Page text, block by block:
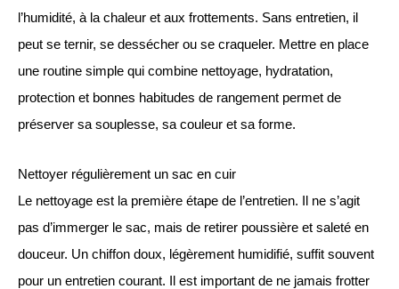
l’humidité, à la chaleur et aux frottements. Sans entretien, il
peut se ternir, se dessécher ou se craqueler. Mettre en place
une routine simple qui combine nettoyage, hydratation,
protection et bonnes habitudes de rangement permet de
préserver sa souplesse, sa couleur et sa forme.
Nettoyer régulièrement un sac en cuir
Le nettoyage est la première étape de l’entretien. Il ne s’agit
pas d’immerger le sac, mais de retirer poussière et saleté en
douceur. Un chiffon doux, légèrement humidifié, suffit souvent
pour un entretien courant. Il est important de ne jamais frotter